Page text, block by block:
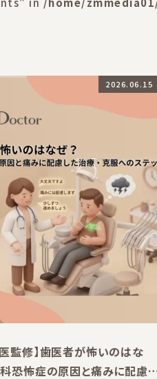
2026.06.15
監修】歯医者が怖いのはな
恐怖症の原因と痛みに配慮